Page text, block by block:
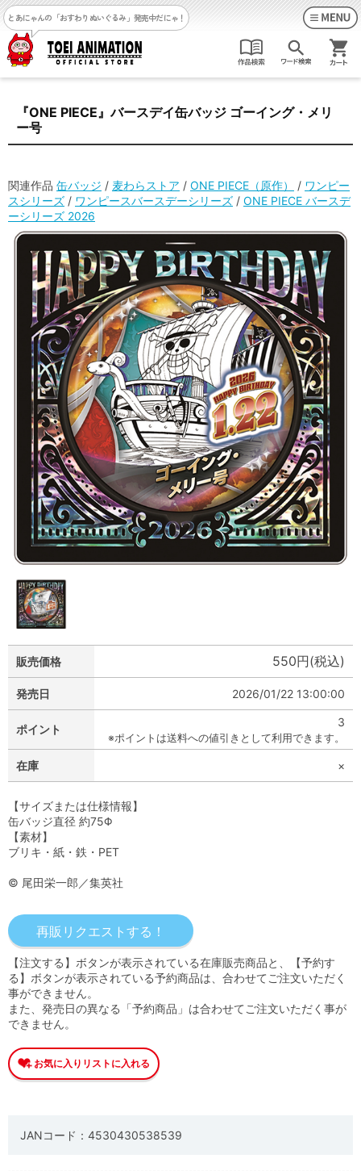
とあにゃんの「おすわりぬいぐるみ」発売中だにゃ！
『ONE PIECE』バースデイ缶バッジ ゴーイング・メリ
ー号
関連作品 缶バッジ / 麦わらストア / ONE PIECE（原作） / ワンピー
スシリーズ / ワンピースバースデーシリーズ / ONE PIECE バースデ
ーシリーズ 2026
販売価格 550円(税込)
発売日 2026/01/22 13:00:00
ポイント
3
※ポイントは送料への値引きとして利用できます。
在庫 ×
【サイズまたは仕様情報】
缶バッジ直径 約75Φ
【素材】
ブリキ・紙・鉄・PET
© 尾田栄一郎／集英社
【注文する】ボタンが表示されている在庫販売商品と、【予約す
る】ボタンが表示されている予約商品は、合わせてご注文いただく
事ができません。
また、発売日の異なる「予約商品」は合わせてご注文いただく事が
できません。
JANコード：4530430538539